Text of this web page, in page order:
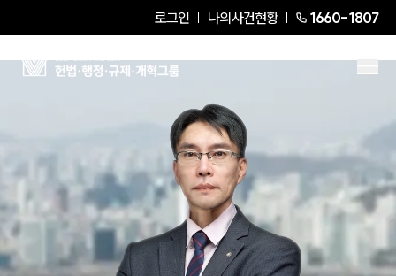
로그인 나의사건현황 1660-1807
한종훈Senior Partner Attorney